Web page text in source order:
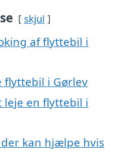
skjul
af flyttebil i
flyttebil i Gørlev
leje en flyttebil i
kan hjælpe hvis